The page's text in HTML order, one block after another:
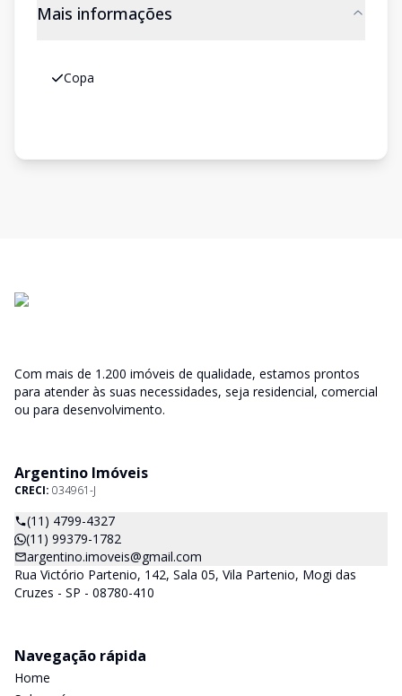
Mais informações
Copa
Com mais de 1.200 imóveis de qualidade, estamos prontos
para atender às suas necessidades, seja residencial, comercial
ou para desenvolvimento.
Argentino Imóveis
CRECI: 034961-J
(11) 4799-4327
(11) 99379-1782
argentino.imoveis@gmail.com
Rua Victório Partenio, 142, Sala 05, Vila Partenio, Mogi das
Cruzes - SP - 08780-410
Navegação rápida
Home